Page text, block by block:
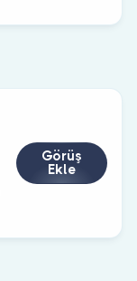
Görüş
Ekle